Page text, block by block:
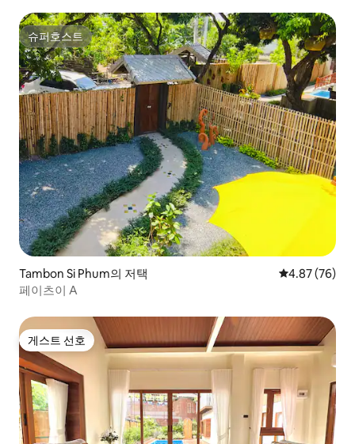
슈퍼호스트
슈퍼호스트
Tambon Si Phum의 저택 평점 4.87점(5
4.87 (76)
페이츠이 A
게스트 선호
게스트 선호